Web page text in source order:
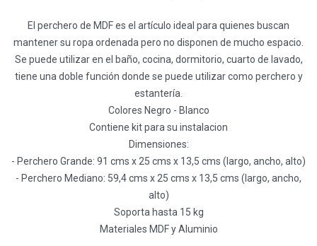
El perchero de MDF es el artículo ideal para quienes buscan
mantener su ropa ordenada pero no disponen de mucho espacio.
Se puede utilizar en el baño, cocina, dormitorio, cuarto de lavado,
tiene una doble función donde se puede utilizar como perchero y
estantería.
Colores Negro - Blanco
Contiene kit para su instalacion
Dimensiones:
- Perchero Grande: 91 cms x 25 cms x 13,5 cms (largo, ancho, alto)
- Perchero Mediano: 59,4 cms x 25 cms x 13,5 cms (largo, ancho,
alto)
Soporta hasta 15 kg
Materiales MDF y Aluminio